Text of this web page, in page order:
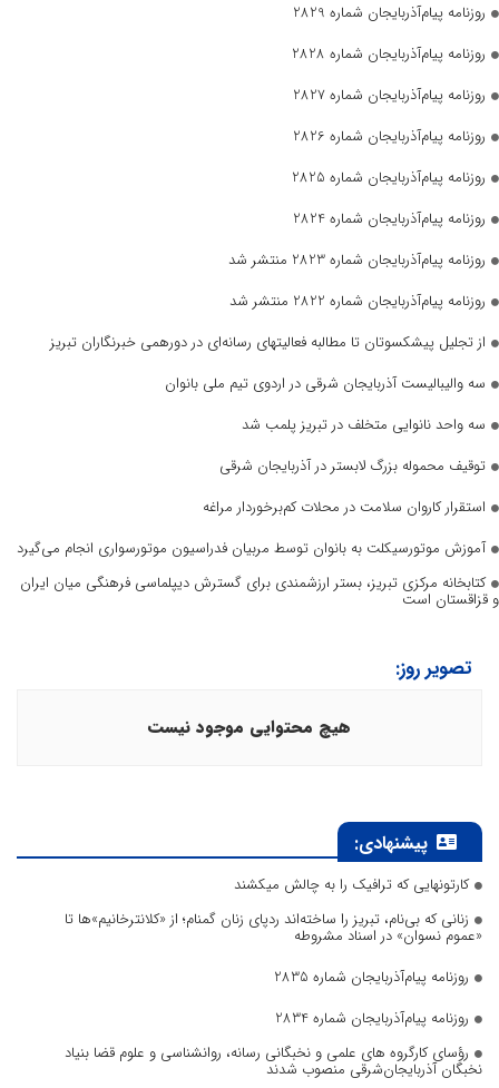
روزنامه پیام‌آذربایجان شماره 2829
روزنامه پیام‌آذربایجان شماره 2828
روزنامه پیام‌آذربایجان شماره 2827
روزنامه پیام‌آذربایجان شماره 2826
روزنامه پیام‌آذربایجان شماره 2825
روزنامه پیام‌آذربایجان شماره 2824
روزنامه پیام‌آذربایجان شماره 2823 منتشر شد
روزنامه پیام‌آذربایجان شماره 2822 منتشر شد
از تجلیل پیشکسوتان تا مطالبه فعالیتهای رسانه‌ای در دورهمی خبرنگاران تبریز
سه والیبالیست آذربایجان‌ شرقی در اردوی تیم ملی بانوان
سه واحد نانوایی متخلف در تبریز پلمب شد
توقیف محموله بزرگ لابستر در آذربایجان شرقی
استقرار کاروان سلامت در محلات کم‌برخوردار مراغه
آموزش موتورسیکلت به بانوان توسط مربیان فدراسیون موتورسواری انجام می‌گیرد
کتابخانه مرکزی تبریز، بستر ارزشمندی برای گسترش دیپلماسی فرهنگی میان ایران
و قزاقستان است
تصویر روز:
هیچ محتوایی موجود نیست
پیشنهادی:
کارتونهایی که ترافیک را به چالش میکشند
زنانی که بی‌نام، تبریز را ساخته‌اند ردپای زنان گمنام؛ از «کلانترخانیم»ها تا
«عموم نسوان» در اسناد مشروطه
روزنامه پیام‌آذربایجان شماره 2835
روزنامه پیام‌آذربایجان شماره 2834
رؤسای کارگروه های علمی و نخبگانی رسانه، روانشناسی و علوم قضا بنیاد
نخبگان آذربایجان‌شرقی منصوب شدند